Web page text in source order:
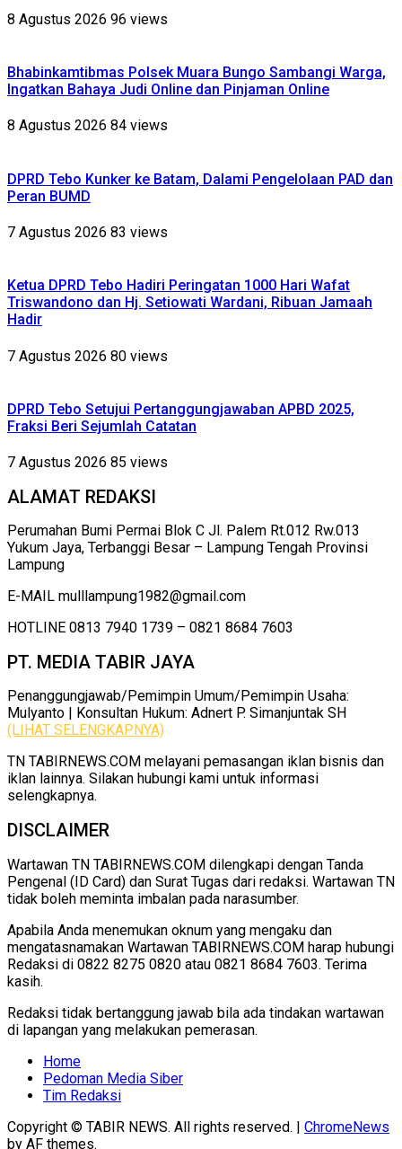
8 Agustus 2026 96 views
Bhabinkamtibmas Polsek Muara Bungo Sambangi Warga,
Ingatkan Bahaya Judi Online dan Pinjaman Online
8 Agustus 2026 84 views
DPRD Tebo Kunker ke Batam, Dalami Pengelolaan PAD dan
Peran BUMD
7 Agustus 2026 83 views
Ketua DPRD Tebo Hadiri Peringatan 1000 Hari Wafat
Triswandono dan Hj. Setiowati Wardani, Ribuan Jamaah
Hadir
7 Agustus 2026 80 views
DPRD Tebo Setujui Pertanggungjawaban APBD 2025,
Fraksi Beri Sejumlah Catatan
7 Agustus 2026 85 views
ALAMAT REDAKSI
Perumahan Bumi Permai Blok C Jl. Palem Rt.012 Rw.013
Yukum Jaya, Terbanggi Besar – Lampung Tengah Provinsi
Lampung
E-MAIL mulllampung1982@gmail.com
HOTLINE 0813 7940 1739 – 0821 8684 7603
PT. MEDIA TABIR JAYA
Penanggungjawab/Pemimpin Umum/Pemimpin Usaha:
Mulyanto | Konsultan Hukum: Adnert P. Simanjuntak SH
(LIHAT SELENGKAPNYA)
TN TABIRNEWS.COM melayani pemasangan iklan bisnis dan
iklan lainnya. Silakan hubungi kami untuk informasi
selengkapnya.
DISCLAIMER
Wartawan TN TABIRNEWS.COM dilengkapi dengan Tanda
Pengenal (ID Card) dan Surat Tugas dari redaksi. Wartawan TN
tidak boleh meminta imbalan pada narasumber.
Apabila Anda menemukan oknum yang mengaku dan
mengatasnamakan Wartawan TABIRNEWS.COM harap hubungi
Redaksi di 0822 8275 0820 atau 0821 8684 7603. Terima
kasih.
Redaksi tidak bertanggung jawab bila ada tindakan wartawan
di lapangan yang melakukan pemerasan.
Home
Pedoman Media Siber
Tim Redaksi
Copyright © TABIR NEWS. All rights reserved. | ChromeNews
by AF themes.